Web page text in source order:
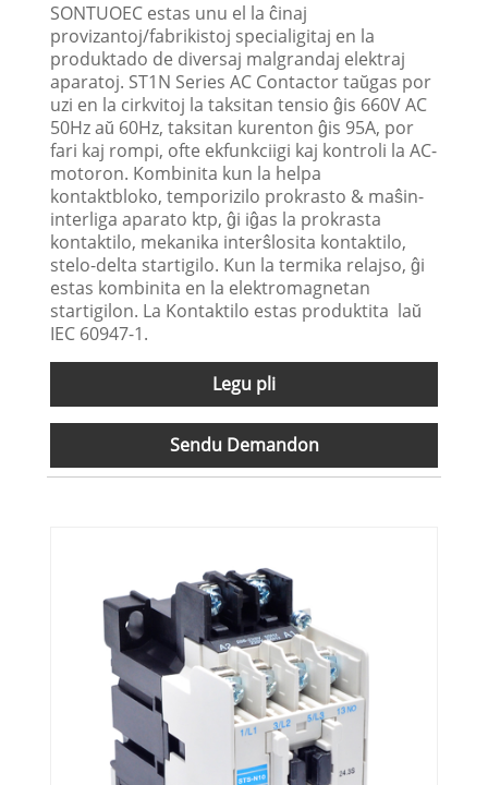
SONTUOEC estas unu el la ĉinaj
provizantoj/fabrikistoj specialigitaj en la
produktado de diversaj malgrandaj elektraj
aparatoj. ST1N Series AC Contactor taŭgas por
uzi en la cirkvitoj la taksitan tensio ĝis 660V AC
50Hz aŭ 60Hz, taksitan kurenton ĝis 95A, por
fari kaj rompi, ofte ekfunkciigi kaj kontroli la AC-
motoron. Kombinita kun la helpa
kontaktbloko, temporizilo prokrasto & maŝin-
interliga aparato ktp, ĝi iĝas la prokrasta
kontaktilo, mekanika interŝlosita kontaktilo,
stelo-delta startigilo. Kun la termika relajso, ĝi
estas kombinita en la elektromagnetan
startigilon. La Kontaktilo estas produktita laŭ
IEC 60947-1.
Legu pli
Sendu Demandon